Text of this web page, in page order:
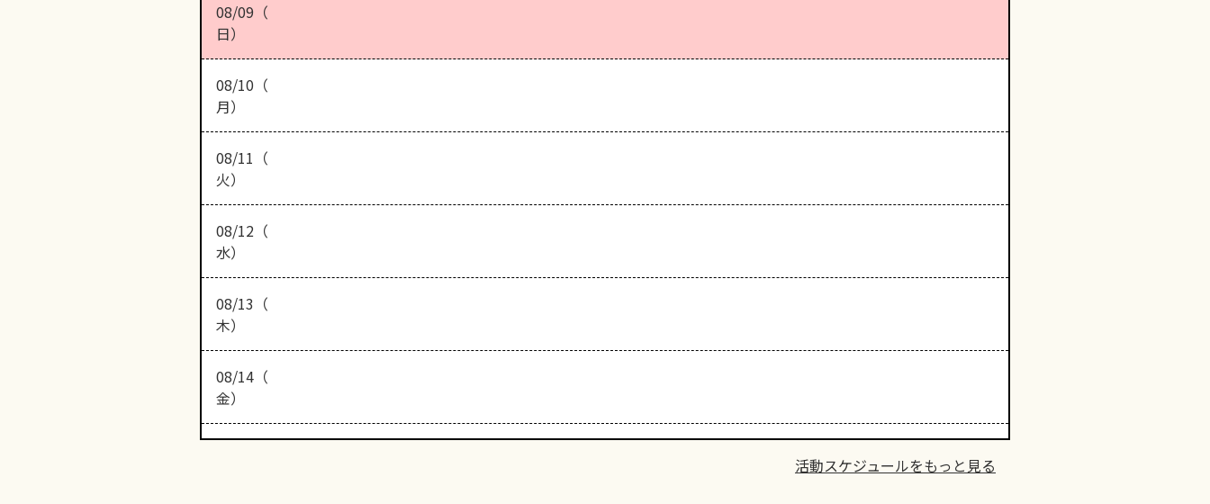
08/09（
日）
08/10（
月）
08/11（
火）
08/12（
水）
08/13（
木）
08/14（
金）
活動スケジュールをもっと見る